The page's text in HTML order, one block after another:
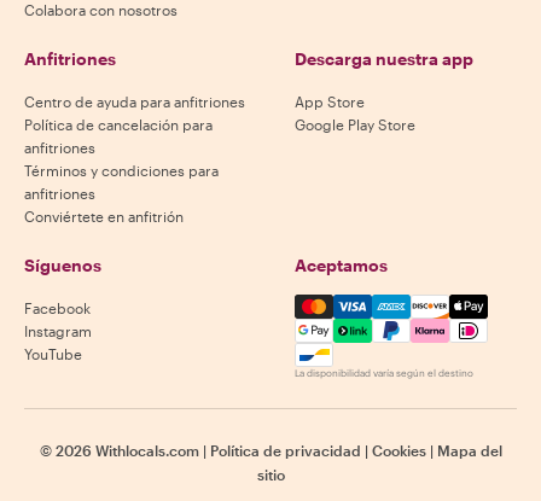
Colabora con nosotros
Anfitriones
Centro de ayuda para anfitriones
Política de cancelación para
anfitriones
Términos y condiciones para
anfitriones
Conviértete en anfitrión
Descarga nuestra app
App Store
Google Play Store
Síguenos
Facebook
Instagram
YouTube
Aceptamos
Mastercard, Visa, Amex,
La disponibilidad varía según el destino
© 2026 Withlocals.com | Política de privacidad | Cookies | Mapa del
sitio